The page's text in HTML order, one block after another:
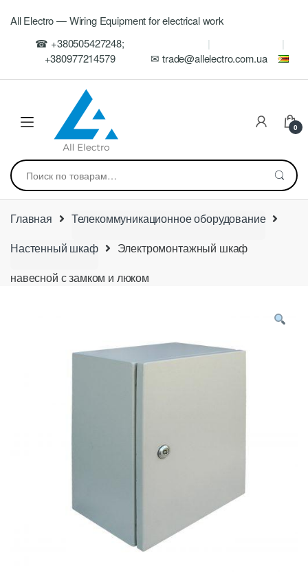
navigation
All Electro — Wiring Equipment for electrical work
☎ +380505427248;
+380977214579
✉ trade@allelectro.com.ua
0
Искать:
Главная
Телекоммуникационное оборудование
Настенный шкаф
Электромонтажный шкаф
навесной с замком и люком